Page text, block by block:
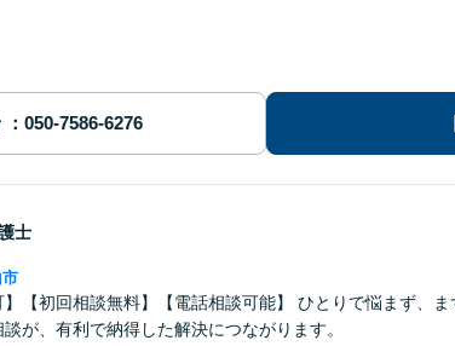
士
】【初回相談無料】【電話相談可能】 ひとりで悩まず、ま
が、有利で納得した解決につながります。